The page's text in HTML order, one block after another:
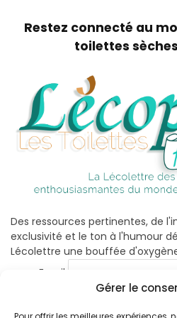
Gérer le
Restez connecté au
toilettes sèches
Des ressources pertinentes, de
exclusivité et le ton à l'humour
Lécolettre une bouffée
Email